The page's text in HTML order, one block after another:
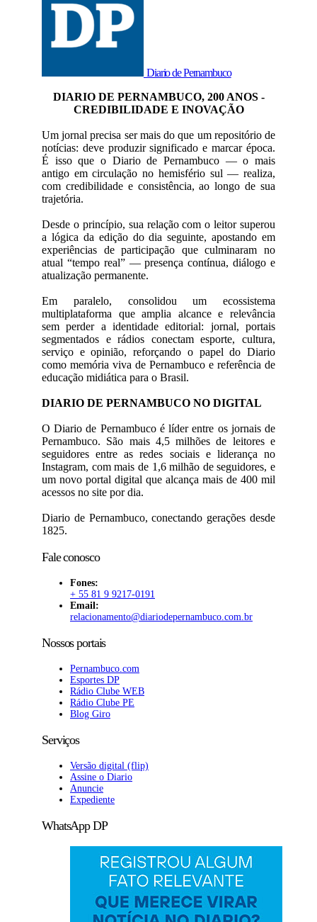
Diario de Pernambuco
DIARIO DE PERNAMBUCO, 200 ANOS -
CREDIBILIDADE E INOVAÇÃO
Um jornal precisa ser mais do que um repositório de
notícias: deve produzir significado e marcar época.
É isso que o Diario de Pernambuco — o mais
antigo em circulação no hemisfério sul — realiza,
com credibilidade e consistência, ao longo de sua
trajetória.
Desde o princípio, sua relação com o leitor superou
a lógica da edição do dia seguinte, apostando em
experiências de participação que culminaram no
atual “tempo real” — presença contínua, diálogo e
atualização permanente.
Em paralelo, consolidou um ecossistema
multiplataforma que amplia alcance e relevância
sem perder a identidade editorial: jornal, portais
segmentados e rádios conectam esporte, cultura,
serviço e opinião, reforçando o papel do Diario
como memória viva de Pernambuco e referência de
educação midiática para o Brasil.
DIARIO DE PERNAMBUCO NO DIGITAL
O Diario de Pernambuco é líder entre os jornais de
Pernambuco. São mais 4,5 milhões de leitores e
seguidores entre as redes sociais e liderança no
Instagram, com mais de 1,6 milhão de seguidores, e
um novo portal digital que alcança mais de 400 mil
acessos no site por dia.
Diario de Pernambuco, conectando gerações desde
1825.
Fale conosco
Fones:
+ 55 81 9 9217-0191
Email:
relacionamento@diariodepernambuco.com.br
Nossos portais
Pernambuco.com
Esportes DP
Rádio Clube WEB
Rádio Clube PE
Blog Giro
Serviços
Versão digital (flip)
Assine o Diario
Anuncie
Expediente
WhatsApp DP